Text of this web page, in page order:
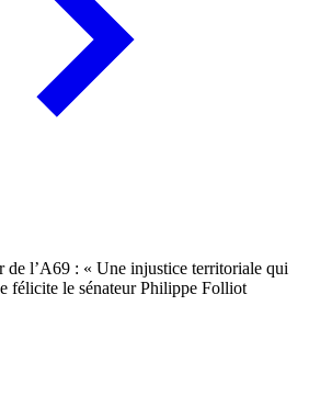
de l’A69 : « Une injustice territoriale qui
félicite le sénateur Philippe Folliot